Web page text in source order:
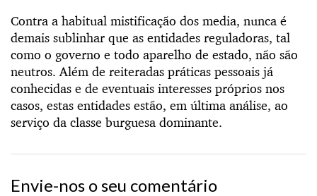
Contra a habitual mistificação dos media, nunca é
demais sublinhar que as entidades reguladoras, tal
como o governo e todo aparelho de estado, não são
neutros. Além de reiteradas práticas pessoais já
conhecidas e de eventuais interesses próprios nos
casos, estas entidades estão, em última análise, ao
serviço da classe burguesa dominante.
Envie-nos o seu comentário